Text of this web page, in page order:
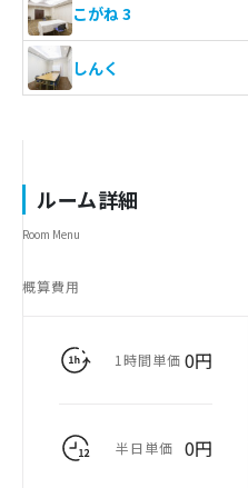
こがね 3
しんく
ルーム詳細
Room Menu
概算費用
1時間単価 0円
半日単価 0円